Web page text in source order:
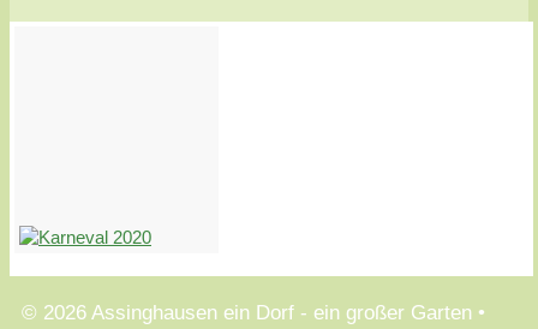
© 2026 Assinghausen ein Dorf - ein großer Garten •